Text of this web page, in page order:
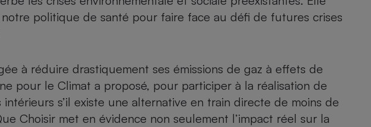
politique de santé pour faire face au défi de futures crises
à réduire drastiquement ses émissions de gaz à effets de
pour le Climat a proposé, pour participer à la réalisation de
s’il existe une alternative en train directe de moins de
Choisir met en évidence non seulement l’impact réel sur la
Complément
alimentaire
Foie gras
Assurance emprunteur Assurance vie
Internet
Mutuelle Aide auditive